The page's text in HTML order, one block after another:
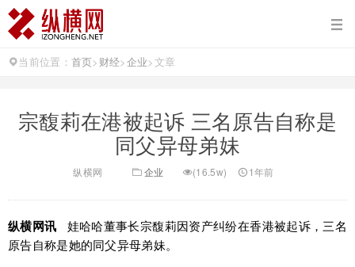
当前位置： 首页> 财经>企业>文章
宗馥莉在港被起诉 三名原告自称是
同父异母弟妹
纵横网 企业 (16.5w) 1年前
纵横网讯
娃哈哈董事长宗馥莉因资产纠纷在香港被起诉，三名
原告自称是她的同父异母弟妹。